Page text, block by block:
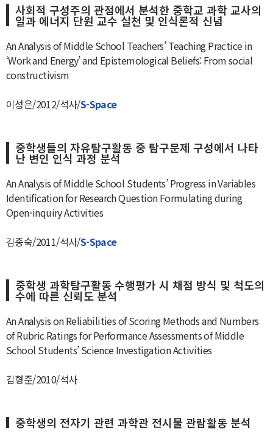
사회적 구성주의 관점에서 분석한 중학교 과학 교사의
일과 에너지 단원 교수 실천 및 인식론적 신념
An Analysis of Middle School Teachers’ Teaching Practice in
‘Work and Energy’ and Epistemological Beliefs: From social
constructivism
이성은/2012/석사/S-Space
중학생들의 자유탐구활동 중 탐구문제 구성에서 나타
난 변인 인식 과정 분석
An Analysis of Middle School Students’ Progress in Variables
Identification for Research Question Formulating during
Open-inquiry Activities
김종숙/2011/석사/S-Space
중학생 과학탐구활동 수행평가 시 채점 방식 및 척도의
수에 따른 신뢰도 분석
An Analysis on Reliabilities of Scoring Methods and Numbers
of Rubric Ratings for Performance Assessments of Middle
School Students’ Science Investigation Activities
김형준/2010/석사
중학생의 전자기 관련 과학관 전시물 관람활동 분석